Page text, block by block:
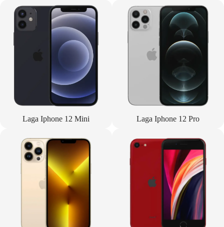
Laga Iphone 12 Mini Laga Iphone 12 Pro